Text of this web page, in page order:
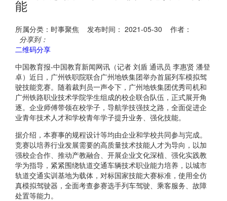
能
所属分类：时事聚焦 发布时间： 2021-05-30 作者：
分享到：
二维码分享
中国教育报-中国教育新闻网讯（记者 刘盾 通讯员 李惠贤 潘登
卓）近日，广州铁职院联合广州地铁集团举办首届列车模拟驾
驶技能竞赛。随着裁判员一声令下，广州地铁集团优秀司机和
广州铁路职业技术学院学生组成的校企联合队伍，正式展开角
逐。企业师傅带领在校学子，导航学技强技之路，全面促进企
业青年技术人才和学校青年学子提升业务、强化技能。
据介绍，本赛事的规程设计等均由企业和学校共同参与完成。
竞赛以培养行业发展需要的高质量技术技能人才为导向，以加
强校企合作、推动产教融合、开展企业文化深植、强化实践教
学为指导，紧紧围绕轨道交通车辆技术职业能力培养，以城市
轨道交通实训基地为载体，对标国家技能大赛标准，使用全仿
真模拟驾驶器，全面考查参赛选手列车驾驶、乘客服务、故障
处置等能力。